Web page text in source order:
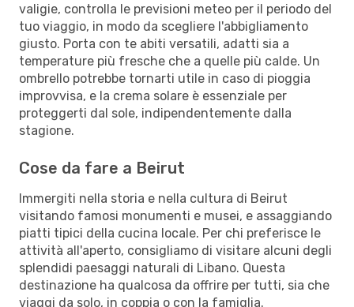
valigie, controlla le previsioni meteo per il periodo del
tuo viaggio, in modo da scegliere l'abbigliamento
giusto. Porta con te abiti versatili, adatti sia a
temperature più fresche che a quelle più calde. Un
ombrello potrebbe tornarti utile in caso di pioggia
improvvisa, e la crema solare è essenziale per
proteggerti dal sole, indipendentemente dalla
stagione.
Cose da fare a Beirut
Immergiti nella storia e nella cultura di Beirut
visitando famosi monumenti e musei, e assaggiando
piatti tipici della cucina locale. Per chi preferisce le
attività all'aperto, consigliamo di visitare alcuni degli
splendidi paesaggi naturali di Libano. Questa
destinazione ha qualcosa da offrire per tutti, sia che
viaggi da solo, in coppia o con la famiglia.